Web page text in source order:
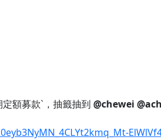
額募款`，抽籤抽到 @chewei